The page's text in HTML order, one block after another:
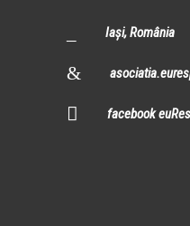
Iași, România
facebook